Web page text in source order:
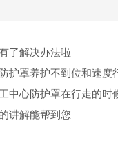
了解决办法啦
护罩养护不到位和速
中心防护罩在行走的
讲解能帮到您